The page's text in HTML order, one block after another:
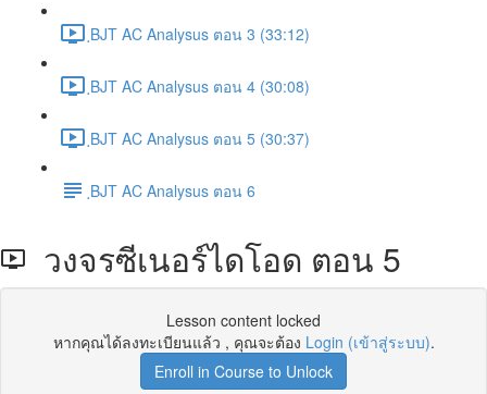
ฺBJT AC Analysus ตอน 3 (33:12)
ฺBJT AC Analysus ตอน 4 (30:08)
ฺBJT AC Analysus ตอน 5 (30:37)
ฺBJT AC Analysus ตอน 6
วงจรซีเนอร์ไดโอด ตอน 5
Lesson content locked
หากคุณได้ลงทะเบียนแล้ว , คุณจะต้อง Login (เข้าสู่ระบบ).
Enroll in Course to Unlock